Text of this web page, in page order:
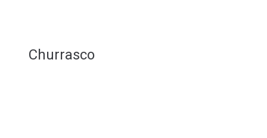
Churrasco